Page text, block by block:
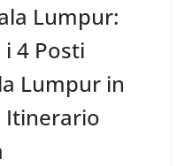
Lumpur:
4 Posti
Lumpur in
Itinerario